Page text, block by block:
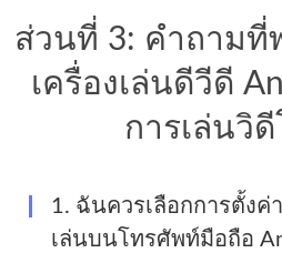
ส่วนที่ 3: คำถามที่
เครื่องเล่นดีวีดี
การเล่นวิ
1. ฉันควรเลือกการตั้งค่
เล่นบนโทรศัพท์มือถือ